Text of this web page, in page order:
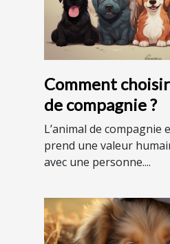
Comment
de compagnie ?
L’animal de compagnie
prend une valeur
avec une personne....